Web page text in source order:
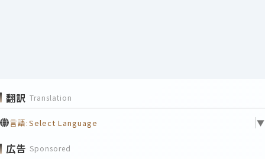
翻訳 Translation
言語:Select Language ▼
広告 Sponsored